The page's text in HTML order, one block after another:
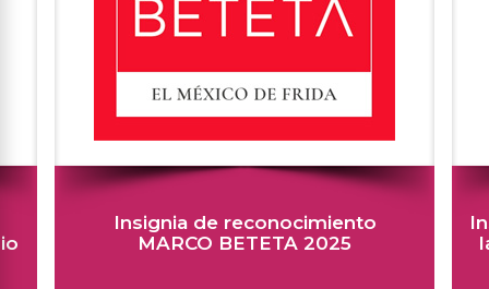
Insignia de recomendación 2025 de
la prestigiada plataforma Sluurpy.